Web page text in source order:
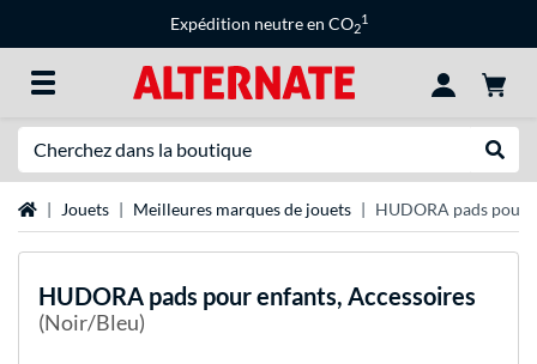
Expédition neutre en CO2
1
Page d'accueil
Jouets Meilleures marques de jouets HUDORA pads pour
HUDORA pads pour enfants, Accessoires
(Noir/Bleu)